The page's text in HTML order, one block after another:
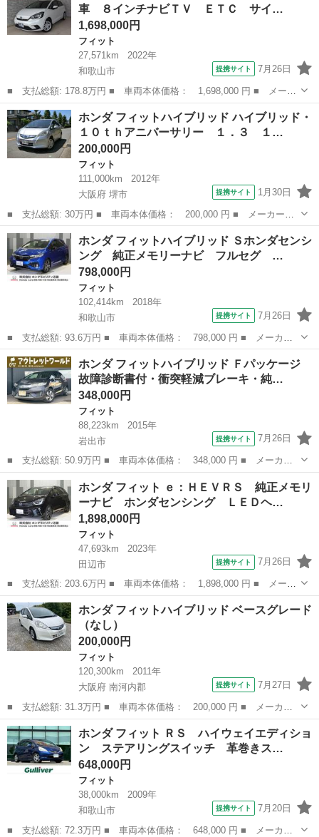
Ｃ サイド...
車 ８インチナビＴＶ ＥＴＣ サイ…
1,698,000円
フィット
27,571km
2022年
和歌山市
提携サイト 7月26日
■ 支払総額: 178.8万円 ■ 車両本体価格： 1,698,000 円 ■ メーカ
ー名： ホンダ ■ 車種名： フィット ■ グレード名： ホーム
２年保証 弊社下取車 ８インチナビＴＶ ＥＴＣ サイドエアバッ
グ ドラ...
和歌山 和歌山市 フィット
ホンダ フィットハイブリッド ハイブリッド・
１０ｔｈアニバーサリー １．３ １…
200,000円
フィット
111,000km
2012年
大阪府 堺市
提携サイト 1月30日
■ 支払総額: 30万円 ■ 車両本体価格： 200,000 円 ■ メーカー
名： ホンダ ■ 車種名： フィットハイブリッド ■ グレード
名： ハイブリッド・１０ｔｈアニバーサリー １．３ １０ｔｈア
ニバーサリ ■ 排気...
大阪 堺市 フィット
ホンダ フィットハイブリッド Ｓホンダセンシ
ング 純正メモリーナビ フルセグ …
798,000円
フィット
102,414km
2018年
和歌山市
提携サイト 7月26日
■ 支払総額: 93.6万円 ■ 車両本体価格： 798,000 円 ■ メーカー
名： ホンダ ■ 車種名： フィットハイブリッド ■ グレード
名： Ｓホンダセンシング 純正メモリーナビ フルセグ ＤＶＤ
Ｂｌｕｅｔｏｏｔ...
和歌山 和歌山市 フィット
ホンダ フィットハイブリッド Ｆパッケージ
故障診断書付・衝突軽減ブレーキ・純…
348,000円
フィット
88,223km
2015年
岩出市
提携サイト 7月26日
■ 支払総額: 50.9万円 ■ 車両本体価格： 348,000 円 ■ メーカー
名： ホンダ ■ 車種名： フィットハイブリッド ■ グレード
名： Ｆパッケージ 故障診断書付・衝突軽減ブレーキ・純正ナビ・
バックカメラ・Ｂ...
和歌山 岩出市 フィット
ホンダ フィット ｅ：ＨＥＶＲＳ 純正メモリ
ーナビ ホンダセンシング ＬＥＤヘ…
1,898,000円
フィット
47,693km
2023年
田辺市
提携サイト 7月26日
■ 支払総額: 203.6万円 ■ 車両本体価格： 1,898,000 円 ■ メーカ
ー名： ホンダ ■ 車種名： フィット ■ グレード名： ｅ：ＨＥ
ＶＲＳ 純正メモリーナビ ホンダセンシング ＬＥＤヘッドライ
ト ＥＴＣ...
和歌山 田辺市 フィット
ホンダ フィットハイブリッド ベースグレード
（なし）
200,000円
フィット
120,300km
2011年
大阪府 南河内郡
提携サイト 7月27日
■ 支払総額: 31.3万円 ■ 車両本体価格： 200,000 円 ■ メーカー
名： ホンダ ■ 車種名： フィットハイブリッド ■ グレード
名： ベースグレード ■ 排気量： 1300cc ■ ドア枚数： 5D ■
ミ...
大阪 南河内郡 フィット
ホンダ フィット ＲＳ ハイウェイエディショ
ン ステアリングスイッチ 革巻きス…
648,000円
フィット
38,000km
2009年
和歌山市
提携サイト 7月20日
■ 支払総額: 72.3万円 ■ 車両本体価格： 648,000 円 ■ メーカー